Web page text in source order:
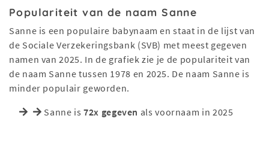
Populariteit van de naam Sanne
Sanne is een populaire babynaam en staat in de lijst van
de Sociale Verzekeringsbank (SVB) met meest gegeven
namen van 2025. In de grafiek zie je de populariteit van
de naam Sanne tussen 1978 en 2025. De naam Sanne is
minder populair geworden.
Sanne is72x gegeven als voornaam in 2025